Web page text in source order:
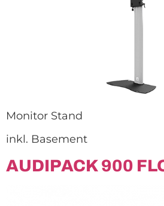
Monitor Stand
inkl. Basement
AUDIPACK 900